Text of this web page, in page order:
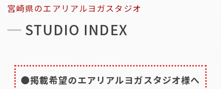
宮崎県のエアリアルヨガスタジオ
STUDIO INDEX
●掲載希望のエアリアルヨガスタジオ様へ